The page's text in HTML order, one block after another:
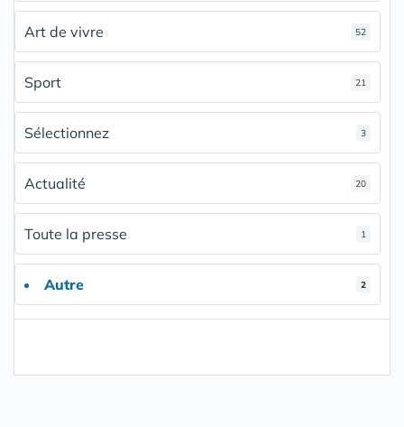
Art de vivre 52
Sport 21
Sélectionnez 3
Actualité 20
Toute la presse 1
Autre 2